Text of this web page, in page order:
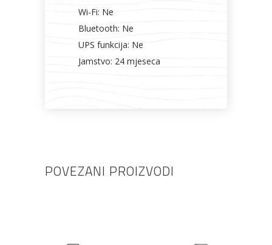
Wi-Fi: Ne
Bluetooth: Ne
UPS funkcija: Ne
Jamstvo: 24 mjeseca
POVEZANI PROIZVODI